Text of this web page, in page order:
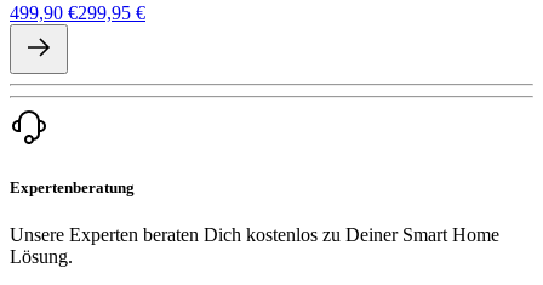
499,90 €299,95 €
Expertenberatung
Unsere Experten beraten Dich kostenlos zu Deiner Smart Home
Lösung.